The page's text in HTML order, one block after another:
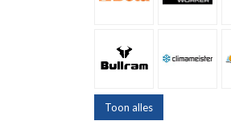
Toon alles